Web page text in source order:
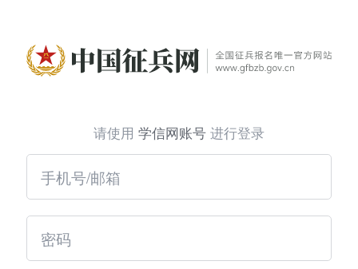
请使用 学信网账号 进行登录